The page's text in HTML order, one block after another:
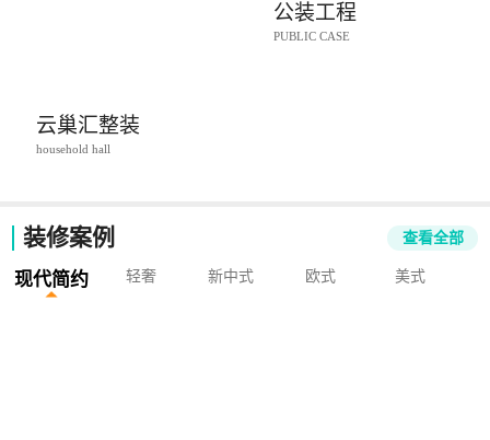
公装工程
PUBLIC CASE
云巢汇整装
household hall
装修案例 查看全部
现代简约 轻奢 新中式 欧式 美式